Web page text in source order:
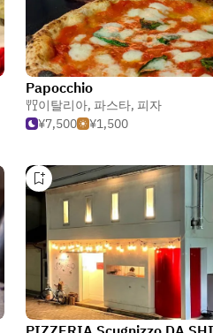
Papocchio
이탈리아, 파스타, 피자
¥7,500
¥1,500